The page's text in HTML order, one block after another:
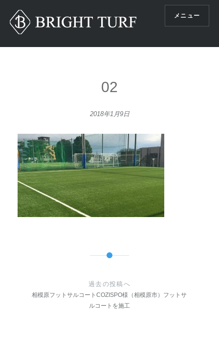
メニュー
02
2018年1月9日
過去の投稿へ
相模原フットサルコートCOZISPO様（相模原市）フットサ
ルコートを施工